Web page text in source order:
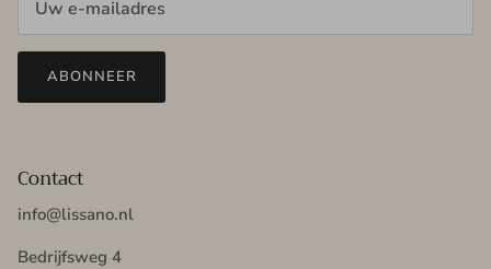
ABONNEER
Contact
info@lissano.nl
Bedrijfsweg 4